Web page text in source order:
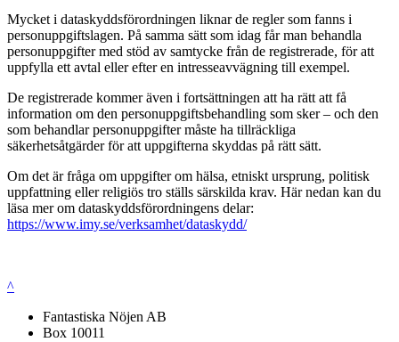
Mycket i dataskyddsförordningen liknar de regler som fanns i
personuppgiftslagen. På samma sätt som idag får man behandla
personuppgifter med stöd av samtycke från de registrerade, för att
uppfylla ett avtal eller efter en intresseavvägning till exempel.
De registrerade kommer även i fortsättningen att ha rätt att få
information om den personuppgiftsbehandling som sker – och den
som behandlar personuppgifter måste ha tillräckliga
säkerhetsåtgärder för att uppgifterna skyddas på rätt sätt.
Om det är fråga om uppgifter om hälsa, etniskt ursprung, politisk
uppfattning eller religiös tro ställs särskilda krav. Här nedan kan du
läsa mer om dataskyddsförordningens delar:
https://www.imy.se/verksamhet/dataskydd/
^
Fantastiska Nöjen AB
Box 10011